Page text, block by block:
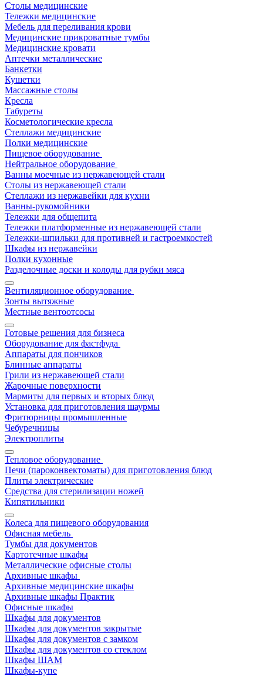
Столы медицинские
Тележки медицинские
Мебель для переливания крови
Медицинские прикроватные тумбы
Медицинские кровати
Аптечки металлические
Банкетки
Кушетки
Массажные столы
Кресла
Табуреты
Косметологические кресла
Стеллажи медицинские
Полки медицинские
Пищевое оборудование
Нейтральное оборудование
Ванны моечные из нержавеющей стали
Столы из нержавеющей стали
Стеллажи из нержавейки для кухни
Ванны-рукомойники
Тележки для общепита
Тележки платформенные из нержавеющей стали
Тележки-шпильки для противней и гастроемкостей
Шкафы из нержавейки
Полки кухонные
Разделочные доски и колоды для рубки мяса
Вентиляционное оборудование
Зонты вытяжные
Местные вентоотсосы
Готовые решения для бизнеса
Оборудование для фастфуда
Аппараты для пончиков
Блинные аппараты
Грили из нержавеющей стали
Жарочные поверхности
Мармиты для первых и вторых блюд
Установка для приготовления шаурмы
Фритюрницы промышленные
Чебуречницы
Электроплиты
Тепловое оборудование
Печи (пароконвектоматы) для приготовления блюд
Плиты электрические
Средства для стерилизации ножей
Кипятильники
Колеса для пищевого оборудования
Офисная мебель
Тумбы для документов
Картотечные шкафы
Металлические офисные столы
Архивные шкафы
Архивные медицинские шкафы
Архивные шкафы Практик
Офисные шкафы
Шкафы для документов
Шкафы для документов закрытые
Шкафы для документов с замком
Шкафы для документов со стеклом
Шкафы ШАМ
Шкафы-купе